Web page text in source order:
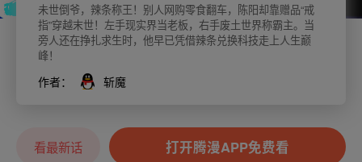
未世倒爷，辣条称王！别人网购零食翻车，陈阳却靠赠品“戒
指”穿越末世！左手现实界当老板，右手废土世界称霸主。当
旁人还在挣扎求生时，他早已凭借辣条兑换科技走上人生巅
峰！
作者： 斩魔
看最新话 打开腾漫APP免费看